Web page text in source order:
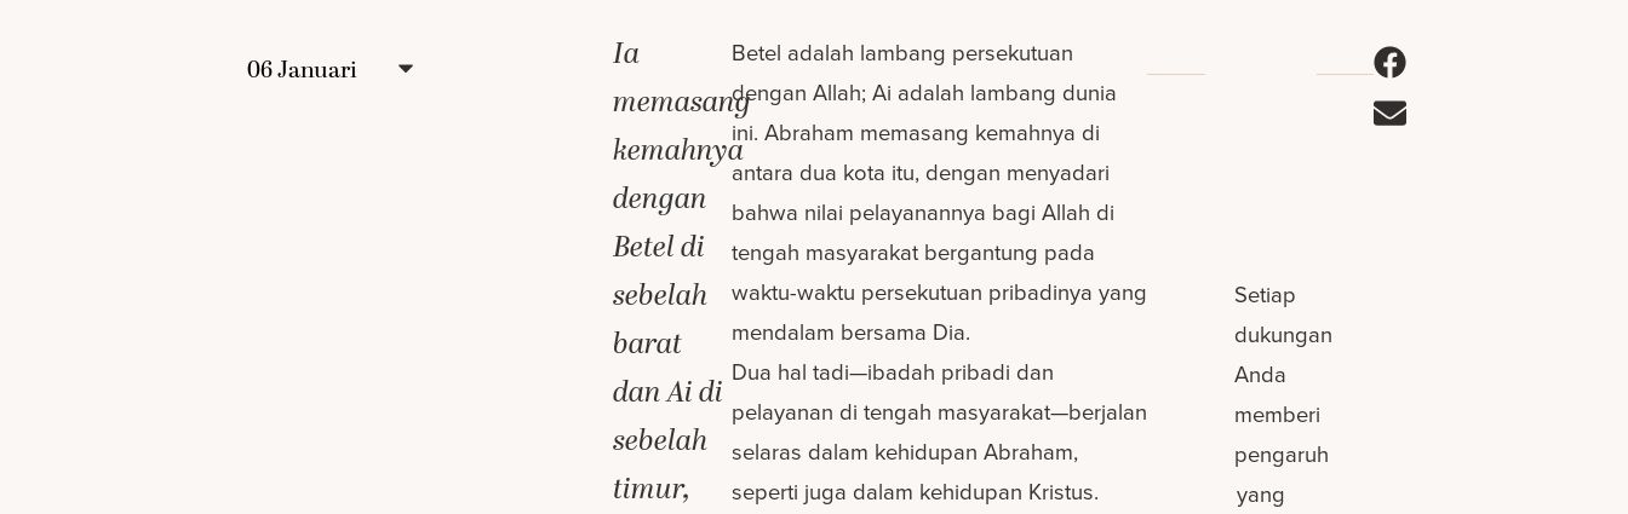
Ia
memasang
kemahnya
dengan
Betel di
sebelah
barat
dan Ai di
sebelah
timur,
Betel adalah lambang persekutuan
dengan Allah; Ai adalah lambang dunia
ini. Abraham memasang kemahnya di
antara dua kota itu, dengan menyadari
bahwa nilai pelayanannya bagi Allah di
tengah masyarakat bergantung pada
waktu-waktu persekutuan pribadinya yang
mendalam bersama Dia.
Dua hal tadi—ibadah pribadi dan
pelayanan di tengah masyarakat—berjalan
selaras dalam kehidupan Abraham,
seperti juga dalam kehidupan Kristus.
Setiap
dukungan
Anda
memberi
pengaruh
yang